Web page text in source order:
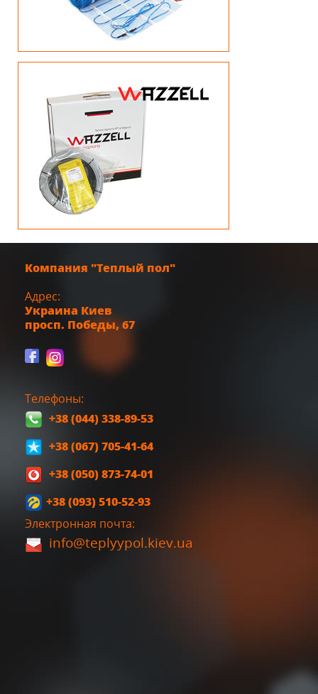
Компания "Теплый пол"
Адрес:
Украина Киев
просп. Победы, 67
Телефоны:
+38 (044) 338-89-53
+38 (067) 705-41-64
+38 (050) 873-74-01
+38 (093) 510-52-93
Электронная почта:
info@teplyypol.kiev.ua